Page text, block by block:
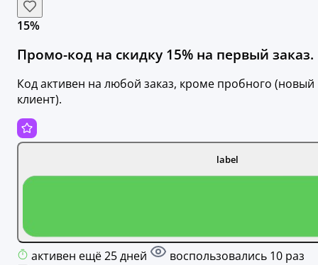
15%
Промо-код на скидку 15% на первый заказ.
Код активен на любой заказ, кроме пробного (новый
клиент).
label
активен ещё 25 дней воспользовались 10 раз